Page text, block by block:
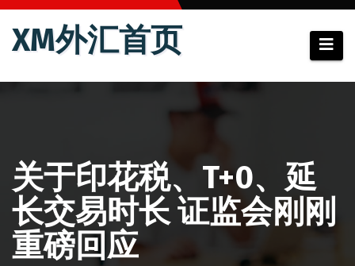
跳
XM外汇首页
关于印花税、T+0、延
长交易时长 证监会刚刚
重磅回应